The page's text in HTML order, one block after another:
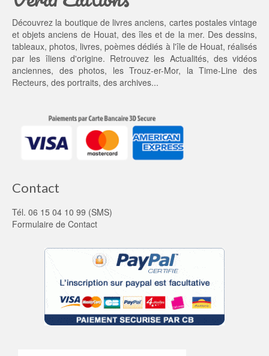
5,
0
0 €.
Découvrez la boutique de livres anciens, cartes postales vintage
et objets anciens de Houat, des îles et de la mer. Des dessins,
tableaux, photos, livres, poèmes dédiés à l'île de Houat, réalisés
par les îliens d'origine. Retrouvez les Actualités, des vidéos
anciennes, desphotos, lesTrouz-er-Mor, laTime-Line des
Recteurs, des portraits, des archives...
Contact
Tél. 06 15 04 10 99 (SMS)
Formulaire de Contact